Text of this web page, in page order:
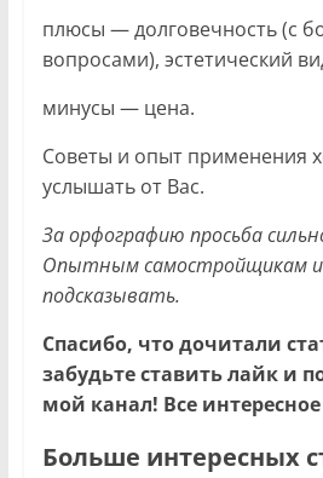
плюсы — долговечность (с
вопросами), эстетический
минусы — цена.
Советы и опыт применения
услышать от Вас.
За орфографию просьба
Опытным самостройщикам
подсказывать.
Спасибо, что дочитали
забудьте ставить лайк и
мой канал! Все
Больше интересных